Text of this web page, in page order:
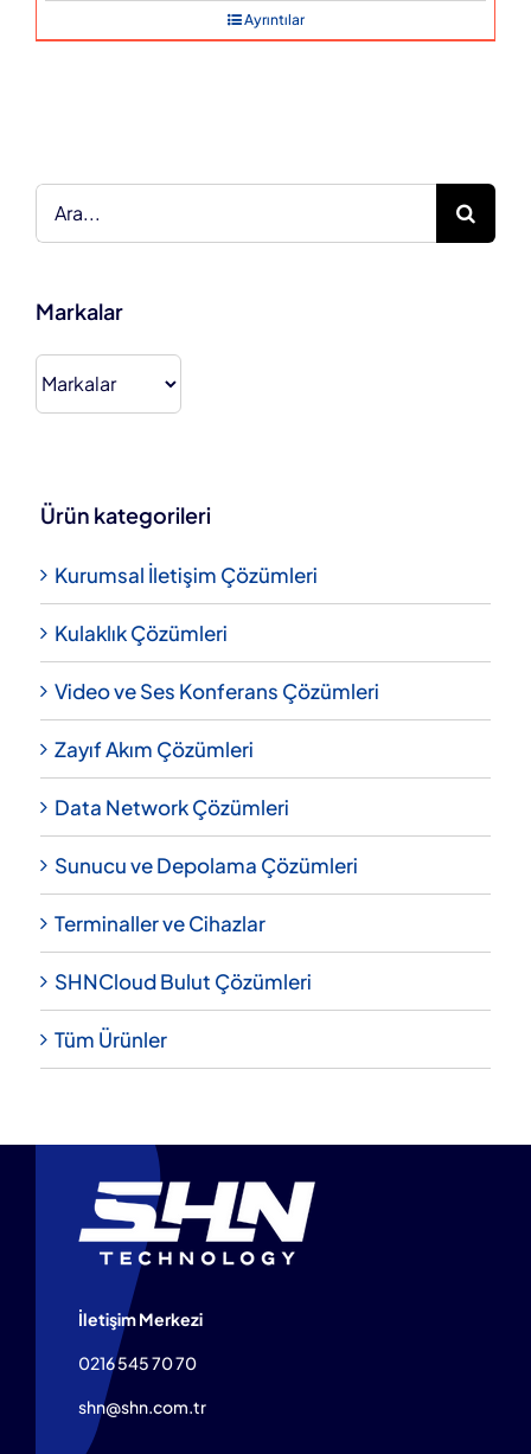
Ayrıntılar
Markalar
Ürün kategorileri
Kurumsal İletişim Çözümleri
Kulaklık Çözümleri
Video ve Ses Konferans Çözümleri
Zayıf Akım Çözümleri
Data Network Çözümleri
Sunucu ve Depolama Çözümleri
Terminaller ve Cihazlar
SHNCloud Bulut Çözümleri
Tüm Ürünler
İletişim Merkezi
0216 545 70 70
shn@shn.com.tr